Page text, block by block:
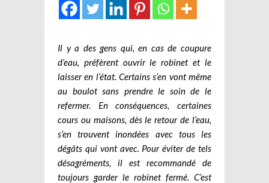
Il y a des gens qui, en cas de coupure
d’eau, préfèrent ouvrir le robinet et le
laisser en l’état. Certains s’en vont même
au boulot sans prendre le soin de le
refermer. En conséquences, certaines
cours ou maisons, dès le retour de l’eau,
s’en trouvent inondées avec tous les
dégâts qui vont avec. Pour éviter de tels
désagréments, il est recommandé de
toujours garder le robinet fermé. C’est